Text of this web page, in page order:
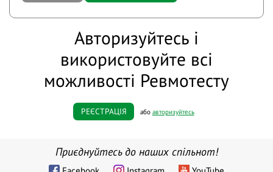
Авторизуйтесь і
використовуйте всі
можливості Ревмотесту
РЕЄСТРАЦІЯ або авторизуйтесь
Приєднуйтесь до наших спільнот!